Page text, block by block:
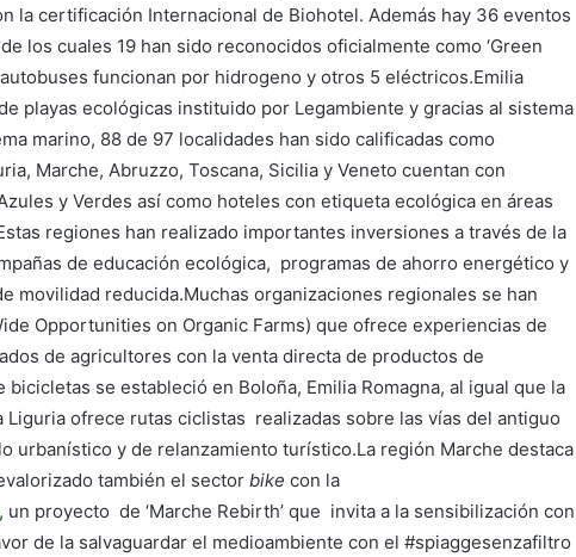
la certificación Internacional de Biohotel. Además hay 36 eventos
de los cuales 19 han sido reconocidos oficialmente como ‘Green
autobuses funcionan por hidrogeno y otros 5 eléctricos.Emilia
playas ecológicas instituido por Legambiente y gracias al sistema
marino, 88 de 97 localidades han sido calificadas como
Marche, Abruzzo, Toscana, Sicilia y Veneto cuentan con
y Verdes así como hoteles con etiqueta ecológica en áreas
regiones han realizado importantes inversiones a través de la
de educación ecológica, programas de ahorro energético y
movilidad reducida.Muchas organizaciones regionales se han
Opportunities on Organic Farms) que ofrece experiencias de
de agricultores con la venta directa de productos de
se estableció en Boloña, Emilia Romagna, al igual que la
Liguria ofrece rutas ciclistas realizadas sobre las vías del antiguo
urbanístico y de relanzamiento turístico.La región Marche destaca
también el sector bike con la
, un proyecto de ‘Marche Rebirth’ que invita a la sensibilización con
de la salvaguardar el medioambiente con el #spiaggesenzafiltro